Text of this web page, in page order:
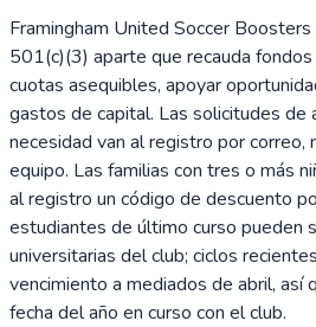
Framingham United Soccer
501(c)(3) aparte que recauda
cuotas asequibles, apoyar
gastos de capital. Las solicitudes de
necesidad van al registro por correo,
equipo. Las familias con tres o más
al registro un código de descuento
estudiantes de último curso pueden
universitarias del club; ciclos
vencimiento a mediados de abril, así
fecha del año en curso con el club.